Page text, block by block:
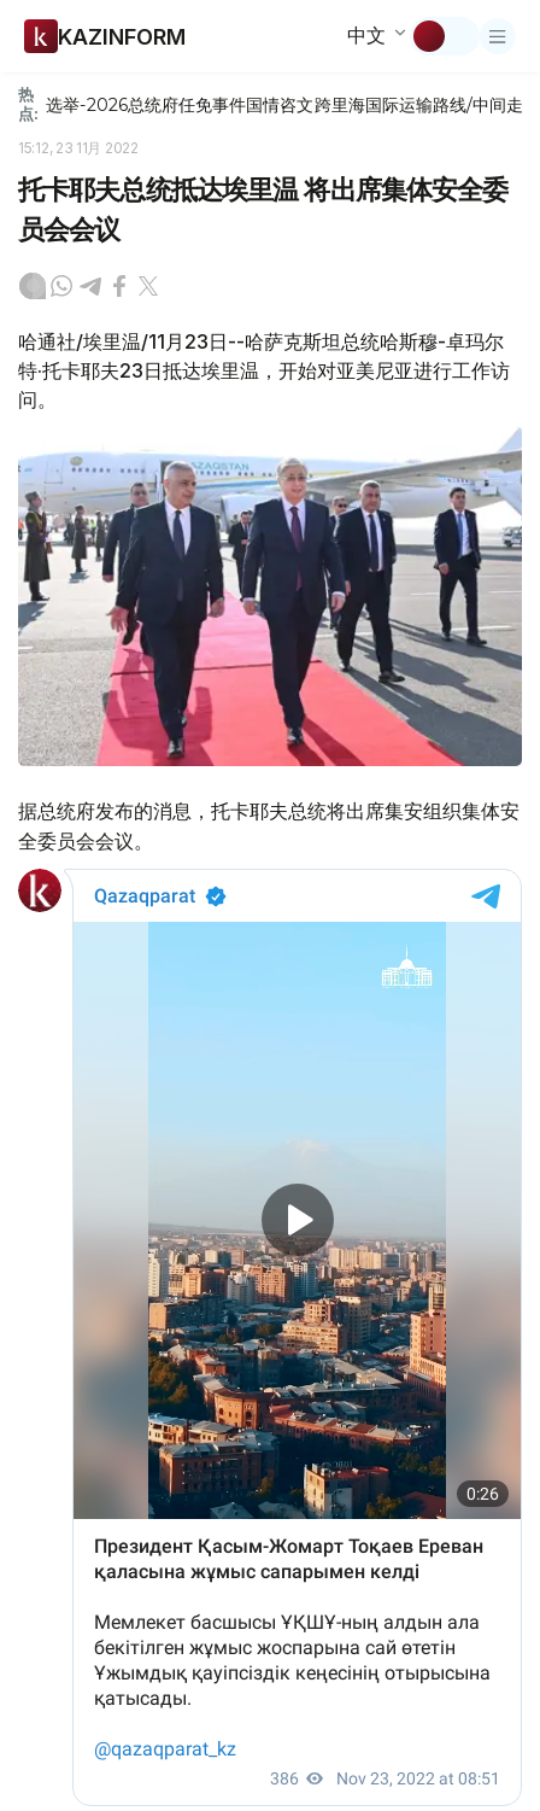
KAZINFORM 中文
热
点: 选举-2026总统府任免事件国情咨文跨里海国际运输路线/中间走廊
15:12, 23 11月 2022
托卡耶夫总统抵达埃里温 将出席集体安全委
员会会议
哈通社/埃里温/11月23日--哈萨克斯坦总统哈斯穆-卓玛尔
特·托卡耶夫23日抵达埃里温，开始对亚美尼亚进行工作访
问。
据总统府发布的消息，托卡耶夫总统将出席集安组织集体安
全委员会会议。